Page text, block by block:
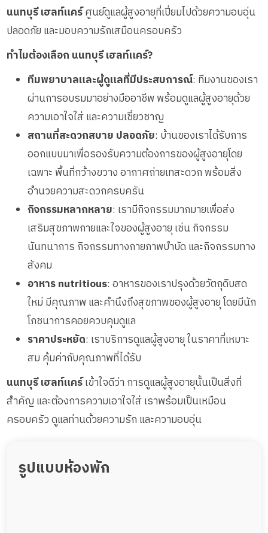
นนทบุรี เฮลท์แคร์ศูนย์ดูแลผู้สูงอายุที่เปี่ยมไปด้วยความอบอุ่น
ปลอดภัย และมอบความรักเสมือนครอบครัว
ทำไมต้องเลือก นนทบุรี เฮลท์แคร์?
ทีมพยาบาลและผู้ดูแลที่มีประสบการณ์: ทีมงานของเรา
ผ่านการอบรมมาอย่างมืออาชีพ พร้อมดูแลผู้สูงอายุด้วย
ความเอาใจใส่ และความเชี่ยวชาญ
สถานที่สะดวกสบาย ปลอดภัย: บ้านของเราได้รับการ
ออกแบบมาเพื่อรองรับความต้องการของผู้สูงอายุโดย
เฉพาะ พื้นที่กว้างขวาง อากาศถ่ายเทสะดวก พร้อมสิ่ง
อำนวยความสะดวกครบครัน
กิจกรรมหลากหลาย: เรามีกิจกรรมมากมายเพื่อส่ง
เสริมสุขภาพกายและใจของผู้สูงอายุ เช่น กิจกรรม
นันทนาการ กิจกรรมทางกายภาพบำบัด และกิจกรรมทาง
สังคม
อาหาร nutritious: อาหารของเราปรุงด้วยวัตถุดิบสด
ใหม่ มีคุณภาพ และคำนึงถึงสุขภาพของผู้สูงอายุ โดยมีนัก
โภชนาการคอยควบคุมดูแล
ราคาประหยัด: เราบริการดูแลผู้สูงอายุ ในราคาที่เหมาะ
สม คุ้มค่ากับคุณภาพที่ได้รับ
นนทบุรี เฮลท์แคร์เข้าใจดีว่า การดูแลผู้สูงอายุนั้นเป็นสิ่งที่
สำคัญ และต้องการความเอาใจใส่ เราพร้อมเป็นเหมือน
ครอบครัว ดูแลท่านด้วยความรัก และความอบอุ่น
รูปแบบห้องพัก